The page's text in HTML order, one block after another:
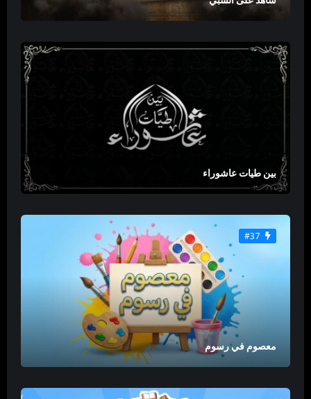
بين طيات عاشوراء
#37
معصوم في رسوم